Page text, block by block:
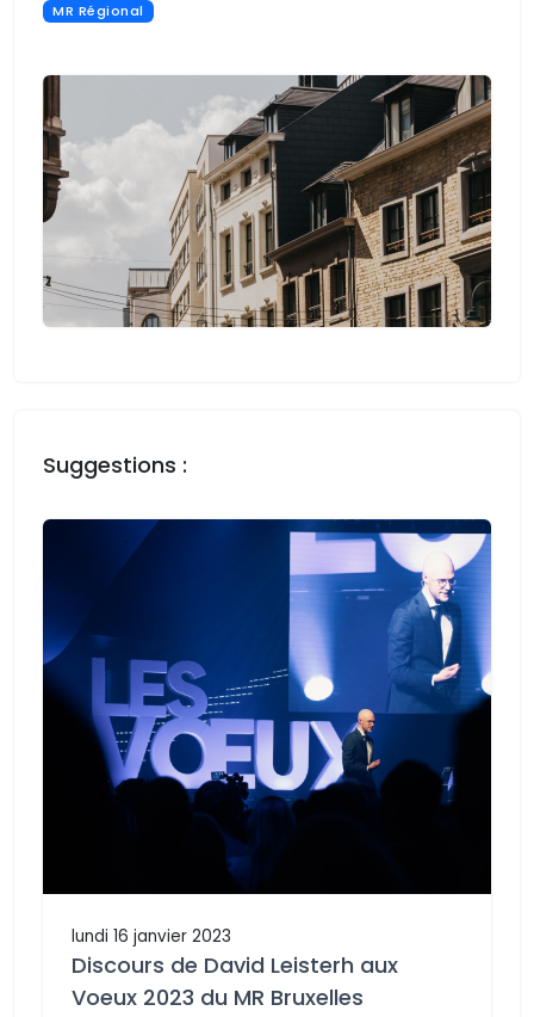
MR Régional
Suggestions :
lundi 16 janvier 2023
Discours de David Leisterh aux
Voeux 2023 du MR Bruxelles